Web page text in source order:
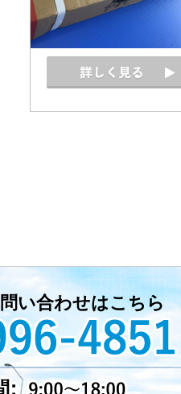
い合わせはこちら